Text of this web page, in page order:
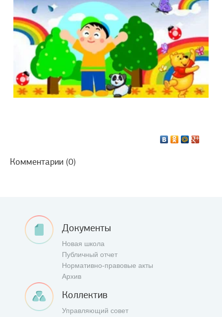
Комментарии (0)
Документы
Новая школа
Публичный отчет
Нормативно-правовые акты
Архив
Коллектив
Управляющий совет